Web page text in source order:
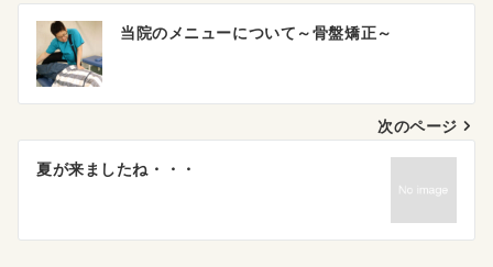
投
稿
ナ
ゲ
シ
当院のメニューについて～骨盤矯正～
次のページ
夏が来ましたね・・・